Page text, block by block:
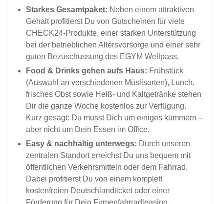
Starkes Gesamtpaket: Neben einem attraktiven
Gehalt profitierst Du von Gutscheinen für viele
CHECK24-Produkte, einer starken Unterstützung
bei der betrieblichen Altersvorsorge und einer sehr
guten Bezuschussung des EGYM Wellpass.
Food & Drinks gehen aufs Haus: Frühstück
(Auswahl an verschiedenen Müslisorten), Lunch,
frisches Obst sowie Heiß- und Kaltgetränke stehen
Dir die ganze Woche kostenlos zur Verfügung.
Kurz gesagt: Du musst Dich um einiges kümmern –
aber nicht um Dein Essen im Office.
Easy & nachhaltig unterwegs: Durch unseren
zentralen Standort erreichst Du uns bequem mit
öffentlichen Verkehrsmitteln oder dem Fahrrad.
Dabei profitierst Du von einem komplett
kostenfreien Deutschlandticket oder einer
Förderung für Dein Firmenfahrradleasing.